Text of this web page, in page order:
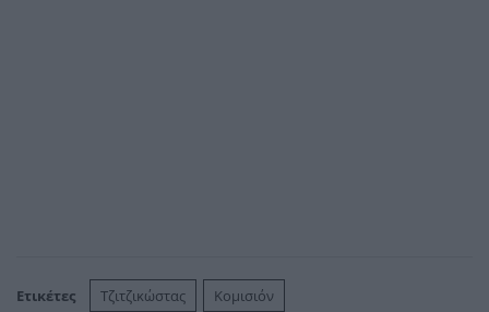
Ετικέτες Τζιτζικώστας Κομισιόν